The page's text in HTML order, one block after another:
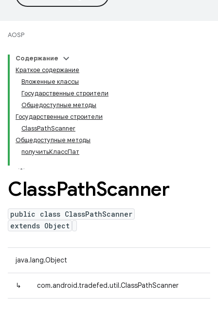
AOSP
Содержание
Краткое содержание
Вложенные классы
Государственные строители
Общедоступные методы
Государственные строители
ClassPathScanner
Общедоступные методы
получитьКлассПат
ClassPathScanner
public class ClassPathScanner
extends Object
java.lang.Object
↳ com.android.tradefed.util.ClassPathScanner